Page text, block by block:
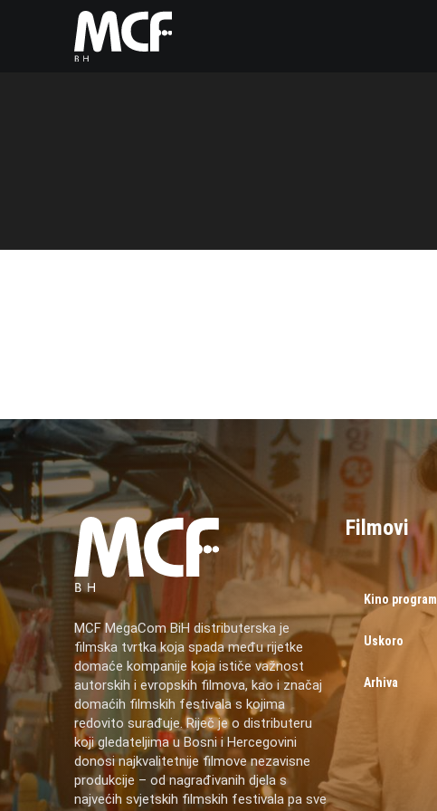
MCF MegaCom BiH distributerska je
filmska tvrtka koja spada među rijetke
domaće kompanije koja ističe važnost
autorskih i evropskih filmova, kao i značaj
domaćih filmskih festivala s kojima
redovito surađuje. Riječ je o distributeru
koji gledateljima u Bosni i Hercegovini
donosi najkvalitetnije filmove nezavisne
produkcije – od nagrađivanih djela s
najvećih svjetskih filmskih festivala pa sve
Filmovi
Kino program
Uskoro
Arhiva